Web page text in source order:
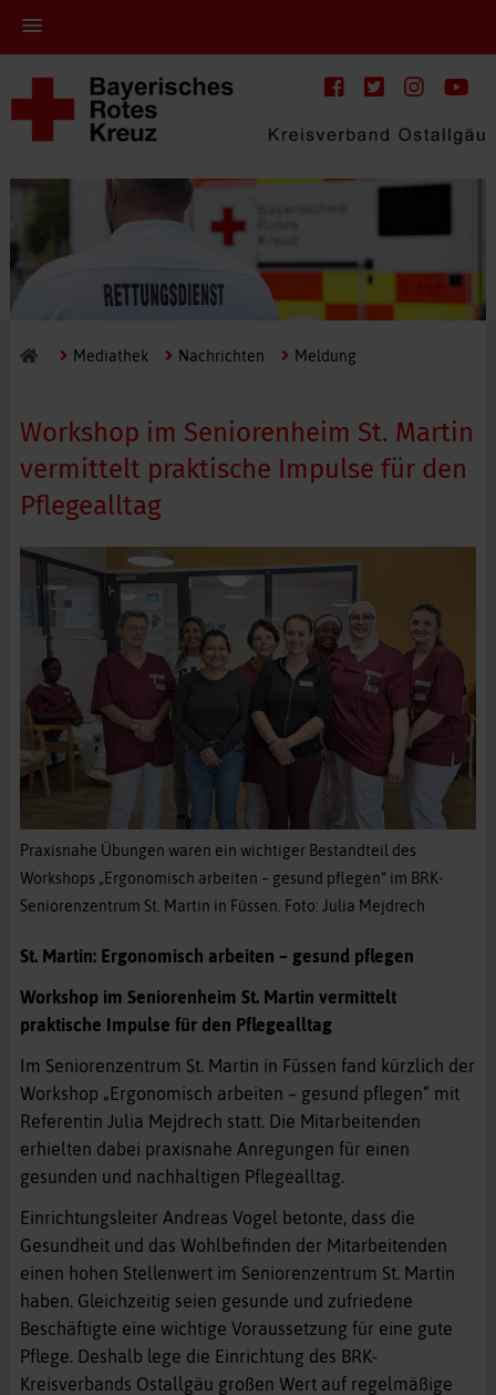
Mediathek Nachrichten Meldung
Workshop im Seniorenheim St. Martin
vermittelt praktische Impulse für den
Pflegealltag
Praxisnahe Übungen waren ein wichtiger Bestandteil des
Workshops „Ergonomisch arbeiten – gesund pflegen“ im BRK-
Seniorenzentrum St. Martin in Füssen. Foto: Julia Mejdrech
St. Martin: Ergonomisch arbeiten – gesund pflegen
Workshop im Seniorenheim St. Martin vermittelt
praktische Impulse für den Pflegealltag
Im Seniorenzentrum St. Martin in Füssen fand kürzlich der
Workshop „Ergonomisch arbeiten – gesund pflegen“ mit
Referentin Julia Mejdrech statt. Die Mitarbeitenden
erhielten dabei praxisnahe Anregungen für einen
gesunden und nachhaltigen Pflegealltag.
Einrichtungsleiter Andreas Vogel betonte, dass die
Gesundheit und das Wohlbefinden der Mitarbeitenden
einen hohen Stellenwert im Seniorenzentrum St. Martin
haben. Gleichzeitig seien gesunde und zufriedene
Beschäftigte eine wichtige Voraussetzung für eine gute
Pflege. Deshalb lege die Einrichtung des BRK-
Kreisverbands Ostallgäu großen Wert auf regelmäßige